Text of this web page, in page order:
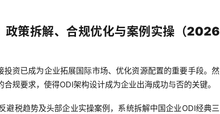
政策拆解、合规优化与案例实操（2026
投资已成为企业拓展国际市场、优化资源配置的重要手段。然
规要求，使得ODI架构设计成为企业出海成功与否的关键。
税趋势及头部企业实操案例，系统拆解中国企业ODI经典三